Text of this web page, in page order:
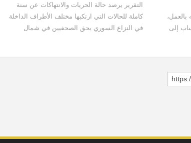
بالعمل،
إلى
التقرير يرصد حالة الحريات والانتهاكات عن سنة
كاملة للحالات التي ارتكبها مختلف الأطراف الداخلة
في النزاع السوري بحق الصحفيين في شمال